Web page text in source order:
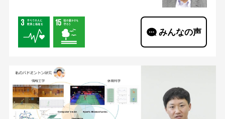
みんなの声